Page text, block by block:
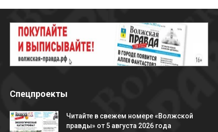
Спецпроекты
Читайте в свежем номере «Волжской
правды» от 5 августа 2026 года